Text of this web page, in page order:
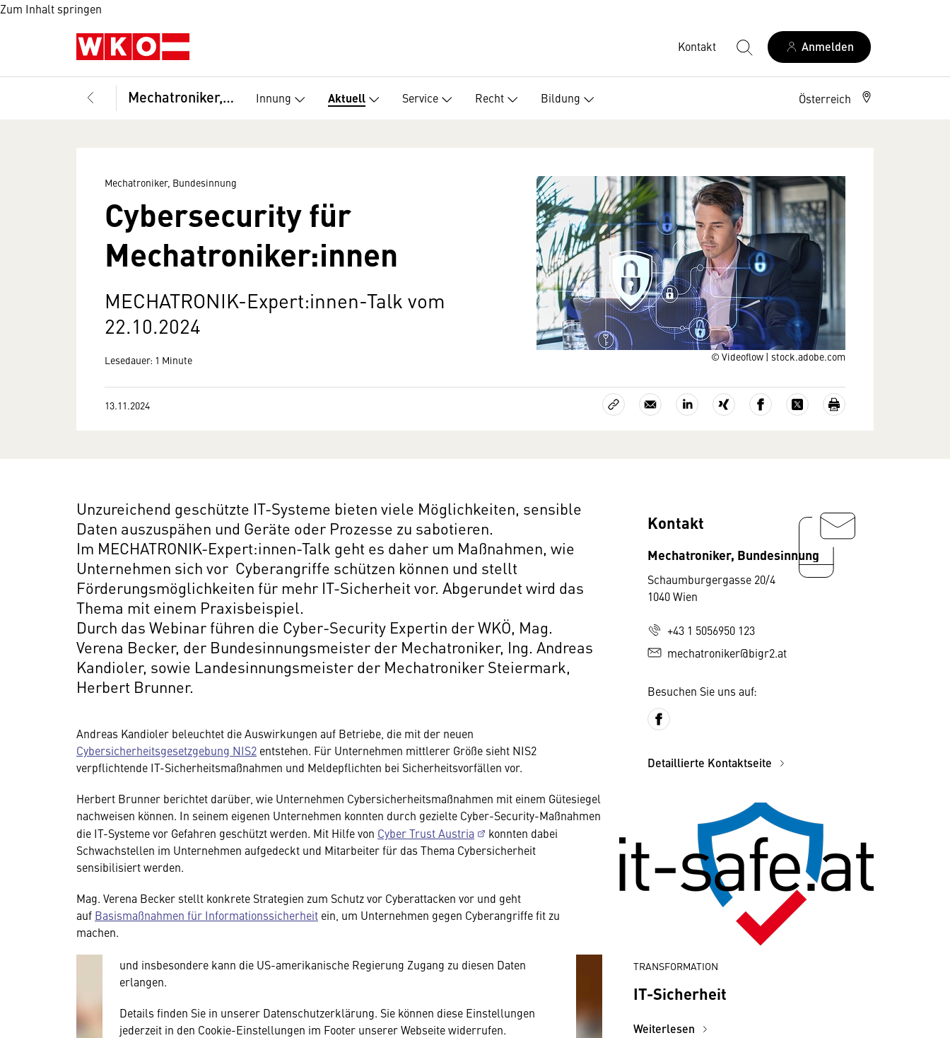
Zum Inhalt springen
Kontakt Anmelden
Mechatroniker, Bundesinnung Innung Aktuell Service Recht Bildung Österreich
© Videoflow | stock.adobe.com
Mechatroniker, Bundesinnung
Cybersecurity für
Mechatroniker:innen
MECHATRONIK-Expert:innen-Talk vom
22.10.2024
Lesedauer: 1 Minute
13.11.2024
Unzureichend geschützte IT-Systeme bieten viele Möglichkeiten, sensible
Daten auszuspähen und Geräte oder Prozesse zu sabotieren.
Im MECHATRONIK-Expert:innen-Talk geht es daher um Maßnahmen, wie
Unternehmen sich vor Cyberangriffe schützen können und stellt
Förderungsmöglichkeiten für mehr IT-Sicherheit vor. Abgerundet wird das
Thema mit einem Praxisbeispiel.
Durch das Webinar führen die Cyber-Security Expertin der WKÖ, Mag.
Verena Becker, der Bundesinnungsmeister der Mechatroniker, Ing. Andreas
Kandioler, sowie Landesinnungsmeister der Mechatroniker Steiermark,
Herbert Brunner.
Andreas Kandioler beleuchtet die Auswirkungen auf Betriebe, die mit der neuen
Cybersicherheitsgesetzgebung NIS2 entstehen. Für Unternehmen mittlerer Größe sieht NIS2
verpflichtende IT-Sicherheitsmaßnahmen und Meldepflichten bei Sicherheitsvorfällen vor.
Herbert Brunner berichtet darüber, wie Unternehmen Cybersicherheitsmaßnahmen mit einem Gütesiegel
nachweisen können. In seinem eigenen Unternehmen konnten durch gezielte Cyber-Security-Maßnahmen
die IT-Systeme vor Gefahren geschützt werden. Mit Hilfe von Cyber Trust Austria
konnten dabei
Schwachstellen im Unternehmen aufgedeckt und Mitarbeiter für das Thema Cybersicherheit
sensibilisiert werden.
Mag. Verena Becker stellt konkrete Strategien zum Schutz vor Cyberattacken vor und geht
auf Basismaßnahmen für Informationssicherheit ein, um Unternehmen gegen Cyberangriffe fit zu
machen.
Wir benötigen Ihre Zustimmung
Hier würden wir Ihnen gerne einen externen Inhalt anzeigen. Dafür benötigen wir
allerdings Ihre Zustimmung, da Ihr Browser personenbezogene technische Daten zu
und insbesondere kann die US-amerikanische Regierung Zugang zu diesen Daten
erlangen.
Details finden Sie in unserer Datenschutzerklärung. Sie können diese Einstellungen
jederzeit in den Cookie-Einstellungen im Footer unserer Webseite widerrufen.
Kontakt
Mechatroniker, Bundesinnung
Schaumburgergasse 20/4
1040 Wien
+43 1 5056950 123
mechatroniker@bigr2.at
Besuchen Sie uns auf:
Detaillierte Kontaktseite
TRANSFORMATION
IT-Sicherheit
Weiterlesen